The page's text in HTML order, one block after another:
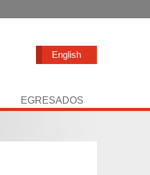
English
EGRESADOS